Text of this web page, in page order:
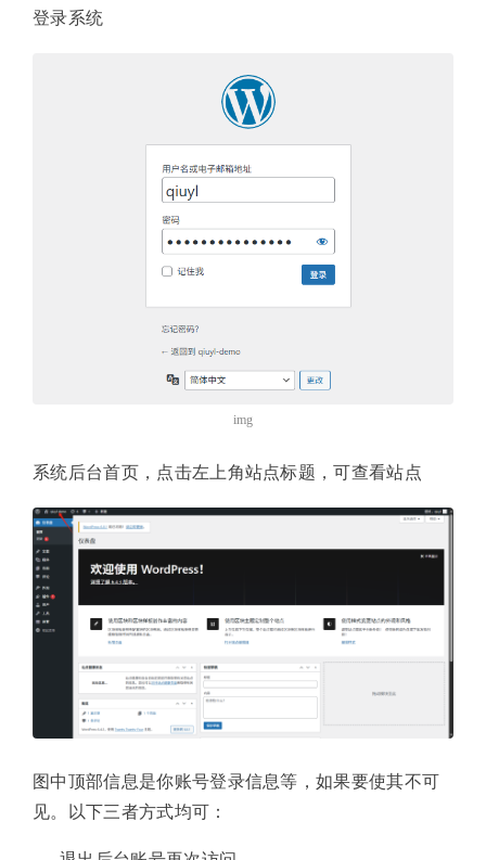
登录系统
img
系统后台首页，点击左上角站点标题，可查看站点
图中顶部信息是你账号登录信息等，如果要使其不可
见。以下三者方式均可：